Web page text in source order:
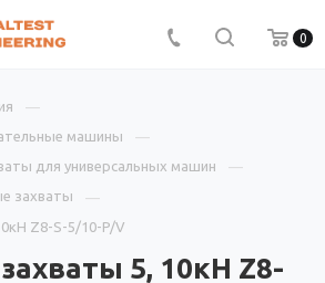
0
машины
для универсальных машин
захваты
Z8-S-5/10-P/V
5, 10кН Z8-